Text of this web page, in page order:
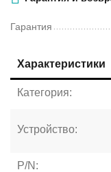
Гарантия
Характеристики
Категория:
Устройство:
P/N: